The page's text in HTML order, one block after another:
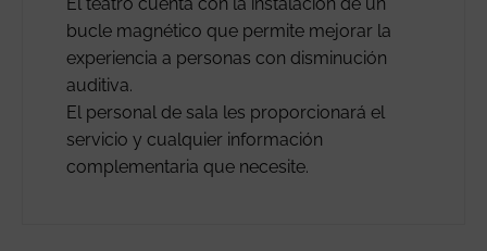
bucle magnético que permite mejorar la
experiencia a personas con disminución
auditiva.
El personal de sala les proporcionará el
servicio y cualquier información
complementaria que necesite.